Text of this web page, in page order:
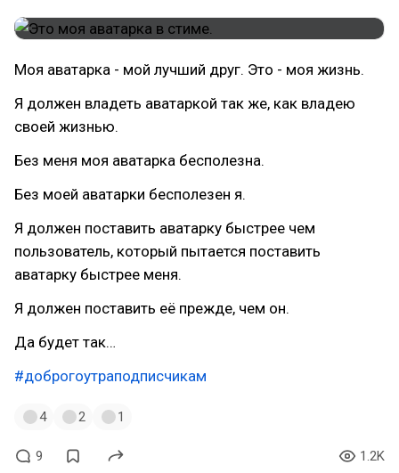
Моя аватарка - мой лучший друг. Это - моя жизнь.
Я должен владеть аватаркой так же, как владею
своей жизнью.
Без меня моя аватарка бесполезна.
Без моей аватарки бесполезен я.
Я должен поставить аватарку быстрее чем
пользователь, который пытается поставить
аватарку быстрее меня.
Я должен поставить её прежде, чем он.
Да будет так…
#доброгоутраподписчикам
4 2 1
9 1.2K